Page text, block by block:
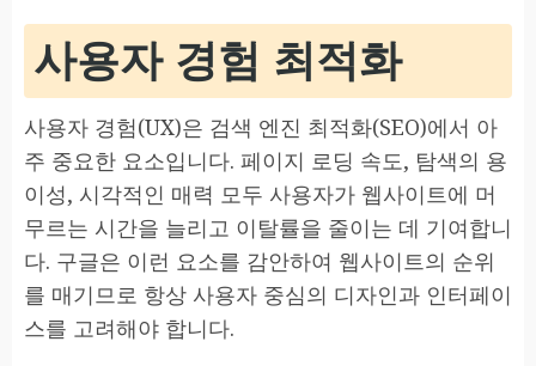
사용자 경험 최적화
사용자 경험(UX)은 검색 엔진 최적화(SEO)에서 아
주 중요한 요소입니다. 페이지 로딩 속도, 탐색의 용
이성, 시각적인 매력 모두 사용자가 웹사이트에 머
무르는 시간을 늘리고 이탈률을 줄이는 데 기여합니
다. 구글은 이런 요소를 감안하여 웹사이트의 순위
를 매기므로 항상 사용자 중심의 디자인과 인터페이
스를 고려해야 합니다.